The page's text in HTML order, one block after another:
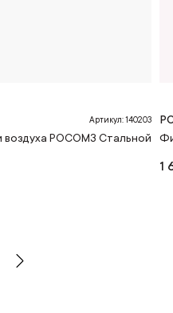
Артикул: 140203
воздуха РОСОМЗ Стальной
1